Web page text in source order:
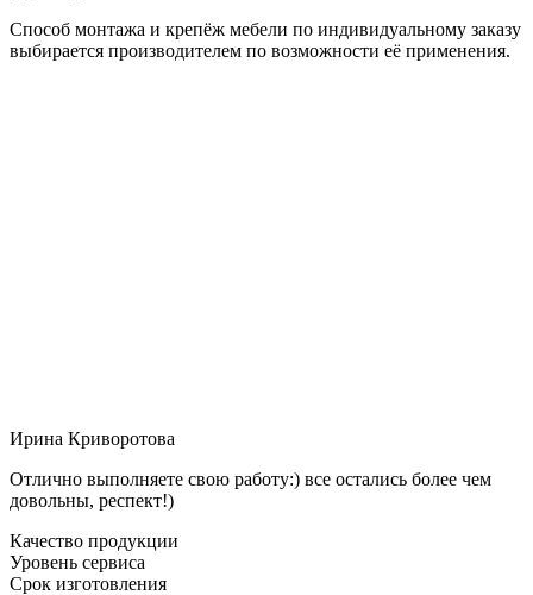
Способ монтажа и крепёж мебели по индивидуальному заказу
выбирается производителем по возможности её применения.
Ирина Криворотова
Отлично выполняете свою работу:) все остались более чем
довольны, респект!)
Качество продукции
Уровень сервиса
Срок изготовления